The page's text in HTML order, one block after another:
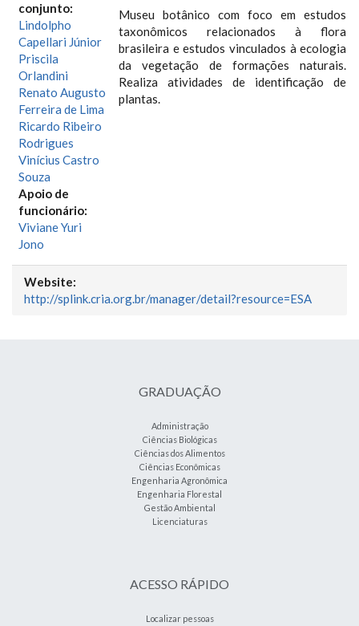
conjunto:
Lindolpho
Capellari Júnior
Priscila
Orlandini
Renato Augusto
Ferreira de Lima
Ricardo Ribeiro
Rodrigues
Vinícius Castro
Souza
Apoio de
funcionário:
Viviane Yuri
Jono
Museu botânico com foco em estudos
taxonômicos relacionados à flora
brasileira e estudos vinculados à ecologia
da vegetação de formações naturais.
Realiza atividades de identificação de
plantas.
Website:
http://splink.cria.org.br/manager/detail?resource=ESA
GRADUAÇÃO
Administração
Ciências Biológicas
Ciências dos Alimentos
Ciências Econômicas
Engenharia Agronômica
Engenharia Florestal
Gestão Ambiental
Licenciaturas
ACESSO RÁPIDO
Localizar pessoas